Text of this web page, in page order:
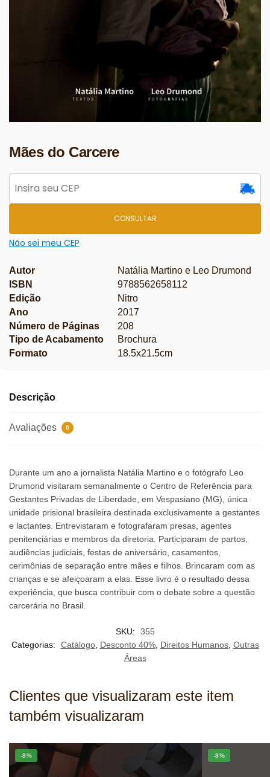
Mães do Carcere
CONSULTAR
Não sei meu CEP
Autor
Natália Martino e Leo Drumond
ISBN
9788562658112
Edição
Nitro
Ano
2017
Número de Páginas
208
Tipo de Acabamento
Brochura
Formato
18.5x21.5cm
Descrição
Avaliações 0
Durante um ano a jornalista Natália Martino e o fotógrafo Leo
Drumond visitaram semanalmente o Centro de Referência para
Gestantes Privadas de Liberdade, em Vespasiano (MG), única
unidade prisional brasileira destinada exclusivamente a gestantes
e lactantes. Entrevistaram e fotografaram presas, agentes
penitenciárias e membros da diretoria. Participaram de partos,
audiências judiciais, festas de aniversário, casamentos,
cerimônias de separação entre mães e filhos. Brincaram com as
crianças e se afeiçoaram a elas. Esse livro é o resultado dessa
experiência, que busca contribuir com o debate sobre a questão
carcerária no Brasil.
SKU:
355
Categorias:
Catálogo, Desconto 40%, Direitos Humanos, Outras
Áreas
Clientes que visualizaram este item
também visualizaram
-8% -8%